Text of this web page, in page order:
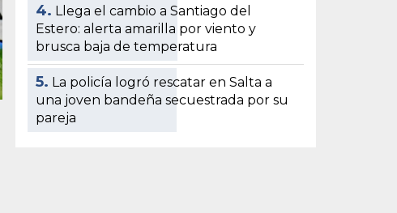
4. Llega el cambio a Santiago del
Estero: alerta amarilla por viento y
brusca baja de temperatura
5. La policía logró rescatar en Salta a
una joven bandeña secuestrada por su
pareja